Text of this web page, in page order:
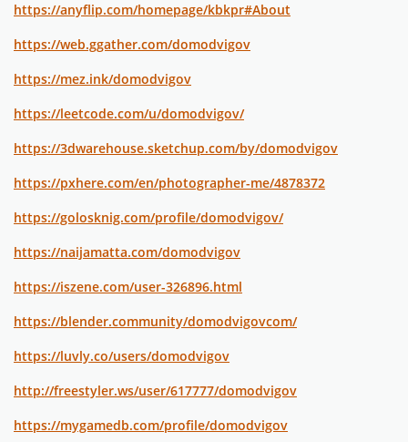
https://anyflip.com/homepage/kbkpr#About
https://web.ggather.com/domodvigov
https://mez.ink/domodvigov
https://leetcode.com/u/domodvigov/
https://3dwarehouse.sketchup.com/by/domodvigov
https://pxhere.com/en/photographer-me/4878372
https://golosknig.com/profile/domodvigov/
https://naijamatta.com/domodvigov
https://iszene.com/user-326896.html
https://blender.community/domodvigovcom/
https://luvly.co/users/domodvigov
http://freestyler.ws/user/617777/domodvigov
https://mygamedb.com/profile/domodvigov